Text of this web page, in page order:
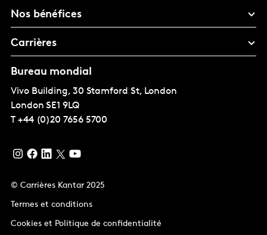
Nos bénéfices
Carrières
Bureau mondial
Vivo Building, 30 Stamford St, London
London SE1 9LQ
T +44 (0)20 7656 5700
© Carrières Kantar 2025
Termes et conditions
Cookies et Politique de confidentialité